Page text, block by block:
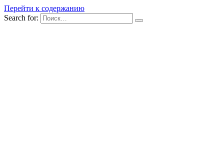
Перейти к содержанию
Search for: